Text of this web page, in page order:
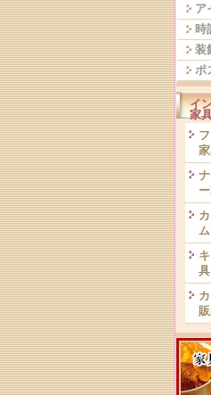
ア
時
装
ポ
イ
家
ム
具
販